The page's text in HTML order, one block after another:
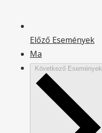
Előző Események
Ma
Következő Események